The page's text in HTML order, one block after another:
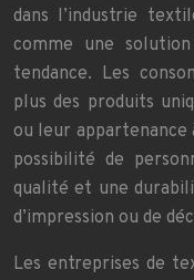
dans l’industrie
comme une
tendance. Les
plus des produits
ou leur
possibilité de
qualité et une
d’impression ou de
Les entreprises de